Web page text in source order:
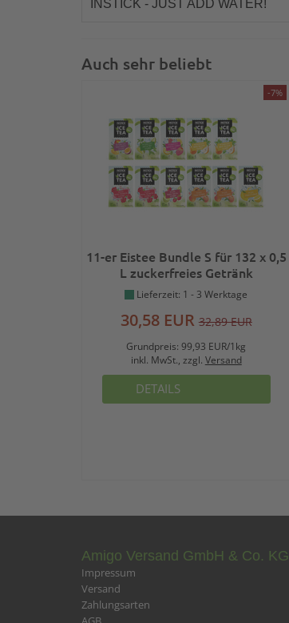
INSTICK - JUST ADD WATER!
Auch sehr beliebt
-7%
11-er Eistee Bundle S für 132 x 0,5
L zuckerfreies Getränk
Lieferzeit: 1 - 3 Werktage
30,58 EUR 32,89 EUR
Grundpreis:99,93 EUR/1kg
inkl. MwSt., zzgl. Versand
DETAILS
Amigo Versand GmbH & Co. KG
Impressum
Versand
Zahlungsarten